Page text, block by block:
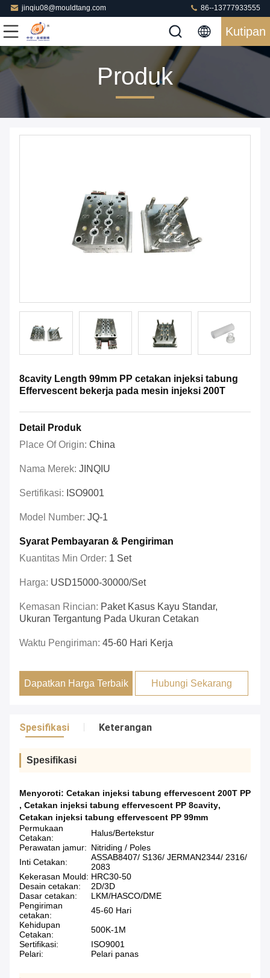
jinqiu08@mouldtang.com 86--13777933555
Kutipan
Produk
8cavity Length 99mm PP cetakan injeksi tabung
Effervescent bekerja pada mesin injeksi 200T
Detail Produk
Place Of Origin: China
Nama Merek: JINQIU
Sertifikasi: ISO9001
Model Number: JQ-1
Syarat Pembayaran & Pengiriman
Kuantitas Min Order: 1 Set
Harga: USD15000-30000/set
Kemasan Rincian: Paket Kasus Kayu Standar,
Ukuran Tergantung Pada Ukuran Cetakan
Waktu Pengiriman: 45-60 Hari Kerja
Dapatkan Harga Terbaik Hubungi Sekarang
Spesifikasi Keterangan
Spesifikasi
Menyoroti: Cetakan injeksi tabung effervescent 200T PP
, Cetakan injeksi tabung effervescent PP 8cavity,
Cetakan injeksi tabung effervescent PP 99mm
Permukaan
Cetakan:
Halus/Bertekstur
Perawatan jamur: Nitriding / Poles
Inti Cetakan:
ASSAB8407/ S136/ JERMAN2344/ 2316/
2083
Kekerasan Mould: HRC30-50
Desain cetakan:
2D/3D
Dasar cetakan:
LKM/HASCO/DME
Pengiriman
cetakan:
45-60 Hari
Kehidupan
Cetakan:
500K-1M
Sertifikasi:
ISO9001
Pelari:
Pelari panas